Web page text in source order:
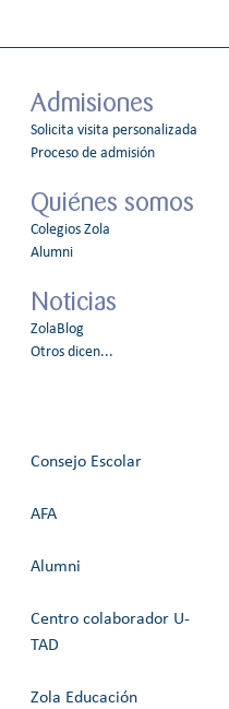
Admisiones
Solicita visita personalizada
Proceso de admisión
Quiénes somos
Colegios Zola
Alumni
Noticias
ZolaBlog
Otros dicen...
Consejo Escolar
AFA
Alumni
Centro colaborador U-
TAD
Zola Educación